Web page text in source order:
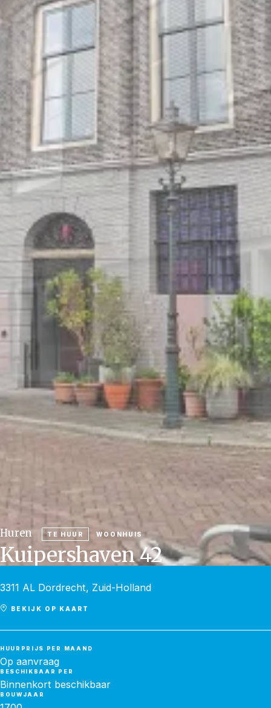
Huren TE HUUR WOONHUIS
Kuipershaven 42
3311 AL Dordrecht, Zuid-Holland
BEKIJK OP KAART
HUURPRIJS PER MAAND
Op aanvraag
BESCHIKBAAR PER
Binnenkort beschikbaar
BOUWJAAR